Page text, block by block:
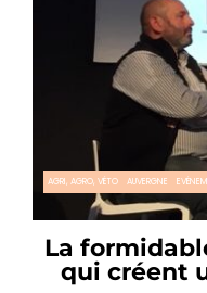
AGRI, AGRO, VÉTO AUVERGNE
La
qui créent